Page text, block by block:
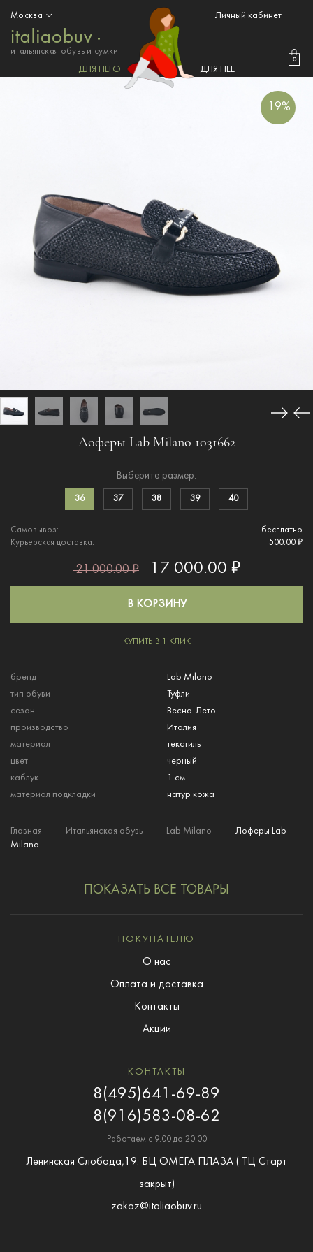
итальянская обувь и сумки
Москва Личный кабинет
0
ДЛЯ НЕГО ДЛЯ НЕЕ
19%
Лоферы Lab Milano 1031662
Выберите размер:
36 37 38 39 40
Самовывоз:
бесплатно
Курьерская доставка:
500.00 ₽
21 000.00 ₽ 17 000.00 ₽
В КОРЗИНУ
КУПИТЬ В 1 КЛИК
бренд
Lab Milano
тип обуви
Туфли
сезон
Весна-Лето
производство
Италия
материал
текстиль
цвет
черный
каблук
1 см
материал подкладки
натур кожа
Главная — Итальянская обувь — Lab Milano —
Лоферы Lab
Milano
ПОКАЗАТЬ ВСЕ ТОВАРЫ
ПОКУПАТЕЛЮ
О нас
Оплата и доставка
Контакты
Акции
КОНТАКТЫ
8(495)641-69-89
8(916)583-08-62
Работаем с 9.00 до 20.00
Ленинская Слобода,19. БЦ ОМЕГА ПЛАЗА ( ТЦ Старт
закрыт)
zakaz@italiaobuv.ru